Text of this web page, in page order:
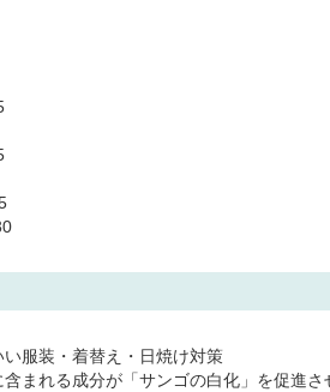
い服装・着替え・日焼け対策
まれる成分が「サンゴの白化」を促進さ